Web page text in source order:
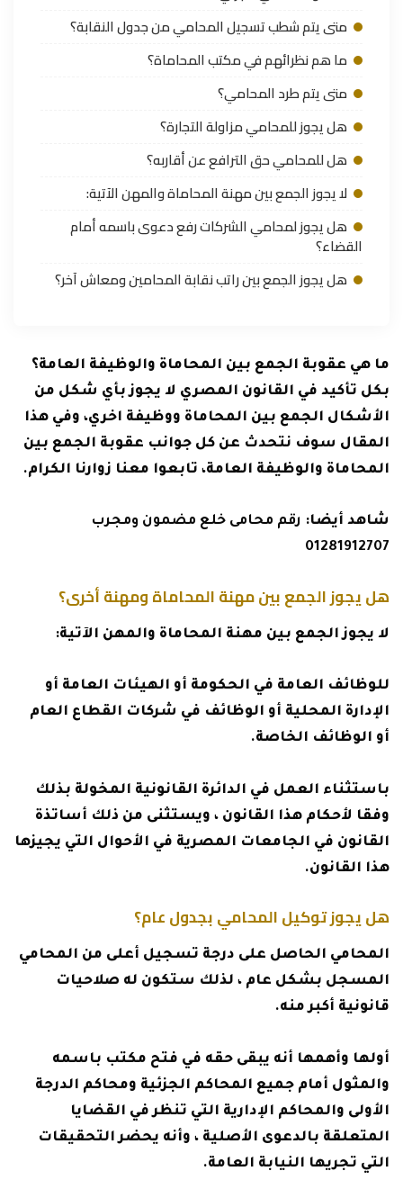
متى يتم شطب تسجيل المحامي من جدول النقابة؟
ما هم نظرائهم في مكتب المحاماة؟
متى يتم طرد المحامي؟
هل يجوز للمحامي مزاولة التجارة؟
هل للمحامي حق الترافع عن أقاربه؟
لا يجوز الجمع بين مهنة المحاماة والمهن الآتية:
هل يجوز لمحامي الشركات رفع دعوى باسمه أمام
القضاء؟
هل يجوز الجمع بين راتب نقابة المحامين ومعاش آخر؟
ما هي عقوبة الجمع بين المحاماة والوظيفة العامة؟
بكل تأكيد في القانون المصري لا يجوز بأي شكل من
الأشكال الجمع بين المحاماة ووظيفة اخري، وفي هذا
المقال سوف نتحدث عن كل جوانب عقوبة الجمع بين
المحاماة والوظيفة العامة، تابعوا معنا زوارنا الكرام.
شاهد أيضا: رقم محامى خلع مضمون ومجرب
01281912707
هل يجوز الجمع بين مهنة المحاماة ومهنة أخرى؟
لا يجوز الجمع بين مهنة المحاماة والمهن الآتية:
للوظائف العامة في الحكومة أو الهيئات العامة أو
الإدارة المحلية أو الوظائف في شركات القطاع العام
أو الوظائف الخاصة.
باستثناء العمل في الدائرة القانونية المخولة بذلك
وفقا لأحكام هذا القانون ، ويستثنى من ذلك أساتذة
القانون في الجامعات المصرية في الأحوال التي يجيزها
هذا القانون.
هل يجوز توكيل المحامي بجدول عام؟
المحامي الحاصل على درجة تسجيل أعلى من المحامي
المسجل بشكل عام ، لذلك ستكون له صلاحيات
قانونية أكبر منه.
أولها وأهمها أنه يبقى حقه في فتح مكتب باسمه
والمثول أمام جميع المحاكم الجزئية ومحاكم الدرجة
الأولى والمحاكم الإدارية التي تنظر في القضايا
المتعلقة بالدعوى الأصلية ، وأنه يحضر التحقيقات
التي تجريها النيابة العامة.